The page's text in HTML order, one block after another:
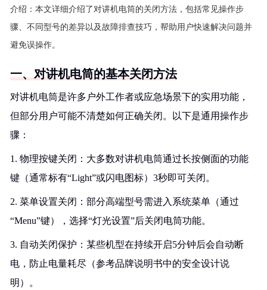
介绍： 本文详细介绍了对讲机电筒的关闭方法，包括常见操作步
骤、不同型号的差异以及故障排查技巧，帮助用户快速解决问题并
避免误操作。
一、对讲机电筒的基本关闭方法
对讲机电筒是许多户外工作者或应急场景下的实用功能，
但部分用户可能不清楚如何正确关闭。以下是通用操作步
骤：
1. 物理按键关闭：大多数对讲机电筒通过长按侧面的功能
键（通常标有“Light”或闪电图标）3秒即可关闭。
2. 菜单设置关闭：部分高端型号需进入系统菜单（通过
“Menu”键），选择“灯光设置”后关闭电筒功能。
3. 自动关闭保护：某些机型在持续开启5分钟后会自动断
电，防止电量耗尽（参考品牌说明书中的安全设计说
明）。